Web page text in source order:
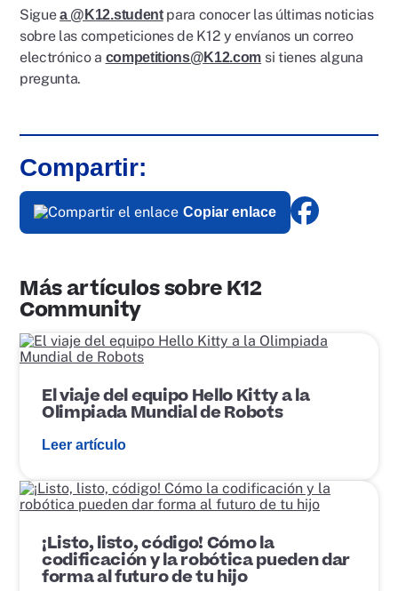
Siguea @K12.studentpara conocer las últimas noticias
sobre las competiciones de K12 y envíanos un correo
electrónico a competitions@K12.com si tienes alguna
pregunta.
Compartir:
Copiar enlace
Más artículos sobre K12
Community
E
n
u
b
l
El viaje del equipo Hello Kitty a la
Olimpiada Mundial de Robots
Leer artículo
E
n
¡Listo, listo, código! Cómo la
codificación y la robótica pueden dar
forma al futuro de tu hijo